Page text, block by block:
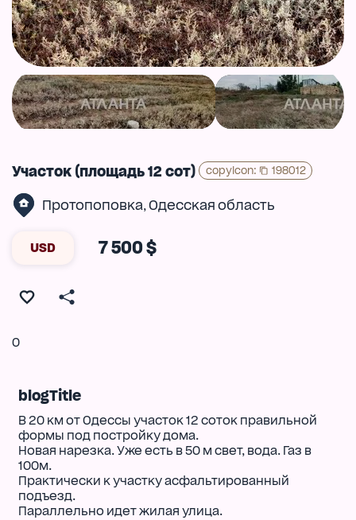
Участок (площадь 12 сот) copyIcon: 198012
Протопоповка, Одесская область
USD 7 500 $
0
blogTitle
В 20 км от Одессы участок 12 соток правильной
формы под постройку дома.
Новая нарезка. Уже есть в 50 м свет, вода. Газ в
100м.
Практически к участку асфальтированный
подъезд.
Параллельно идет жилая улица.